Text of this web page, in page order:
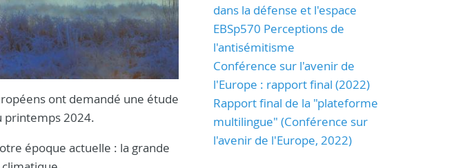
ont demandé une étude
printemps 2024.
époque actuelle : la grande
dans la défense et l'espace
EBSp570 Perceptions de
l'antisémitisme
Conférence sur l'avenir de
l'Europe : rapport final (2022)
Rapport final de la "plateforme
multilingue" (Conférence sur
l'avenir de l'Europe, 2022)